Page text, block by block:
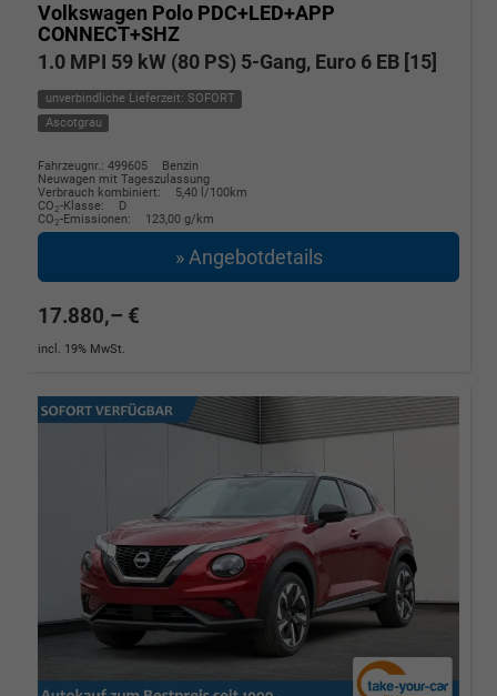
Volkswagen Polo PDC+LED+APP
CONNECT+SHZ
1.0 MPI 59 kW (80 PS) 5-Gang, Euro 6 EB [15]
unverbindliche Lieferzeit: SOFORT
Ascotgrau
Fahrzeugnr.: 499605
Benzin
Neuwagen mit Tageszulassung
Verbrauch kombiniert:
5,40 l/100km
CO2-Klasse:
D
CO2-Emissionen: 123,00 g/km
» Angebotdetails
17.880,– €
incl. 19% MwSt.